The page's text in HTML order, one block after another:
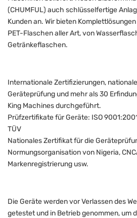
(CHUMFUL) auch schlüsselfertige
Kunden an. Wir bieten
PET-Flaschen aller Art, von
Getränkeflaschen.
Internationale Zertifizierungen,
Geräteprüfung und mehr als 30
King Machines durchgeführt.
Prüfzertifikate für Geräte: ISO
TÜV
Nationales Zertifikat für die
Normungsorganisation von Nigeria,
Markenregistrierung usw.
Die Geräte werden vor Verlassen des
getestet und in Betrieb genommen, um